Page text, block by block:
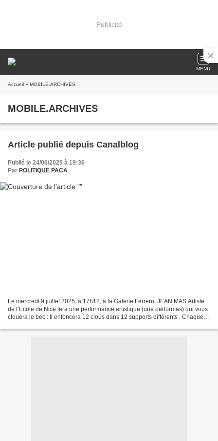
Publicité
MENU
Accueil » MOBILE.ARCHIVES
MOBILE.ARCHIVES
Article publié depuis Canalblog
Publié le 24/06/2025 à 19:36
Par POLITIQUE PACA
Le mercredi 9 juillet 2025, à 17h12, à la Galerie Ferrero, JEAN MAS Artiste
de l’Ecole de Nice fera une performance artistique (une performas) qui vous
clouera le bec : Il enfoncera 12 clous dans 12 supports différents . Chaque